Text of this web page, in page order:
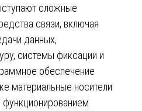
сложные
связи, включая
данных,
системы фиксации и
обеспечение
материальные носители